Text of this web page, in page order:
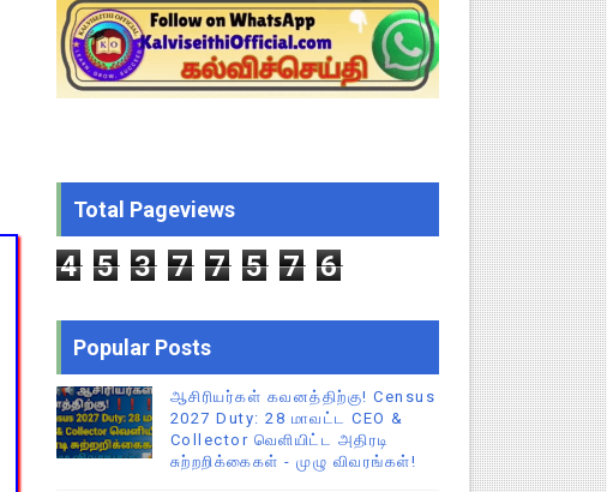
CEO சுற்றறிக்கை வெளியீடு
கல்வி, வேலைவாய்ப்பு, மகளிர் நலன் & புதிய திட்டங்களின் முழு
தற்காலிக மதிப்பெண் சான்றிதழ் பதிவிறக்கம் செய்வது எப்படி? DGE முக்கிய
வேண்டிய முக்கிய விதிகள்!
Total Pageviews
4 5 3 7 7 5 7 6
Popular Posts
ஆசிரியர்கள் கவனத்திற்கு! Census
2027 Duty: 28 மாவட்ட CEO &
Collector வெளியிட்ட அதிரடி
சுற்றறிக்கைகள் - முழு விவரங்கள்!